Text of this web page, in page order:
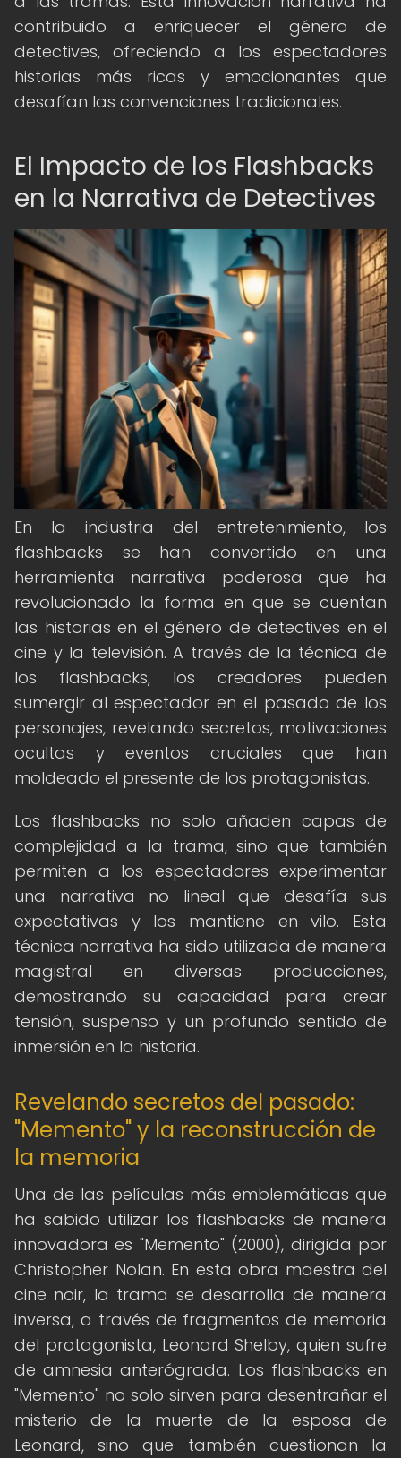
contribuido a enriquecer el género de
detectives, ofreciendo a los espectadores
historias más ricas y emocionantes que
desafían las convenciones tradicionales.
El Impacto de los Flashbacks
en la Narrativa de Detectives
En la industria del entretenimiento, los
flashbacks se han convertido en una
herramienta narrativa poderosa que ha
revolucionado la forma en que se cuentan
las historias en el género de detectives en el
cine y la televisión. A través de la técnica de
los flashbacks, los creadores pueden
sumergir al espectador en el pasado de los
personajes, revelando secretos, motivaciones
ocultas y eventos cruciales que han
moldeado el presente de los protagonistas.
Los flashbacks no solo añaden capas de
complejidad a la trama, sino que también
permiten a los espectadores experimentar
una narrativa no lineal que desafía sus
expectativas y los mantiene en vilo. Esta
técnica narrativa ha sido utilizada de manera
magistral en diversas producciones,
demostrando su capacidad para crear
tensión, suspenso y un profundo sentido de
inmersión en la historia.
Revelando secretos del pasado:
"Memento" y la reconstrucción de
la memoria
Una de las películas más emblemáticas que
ha sabido utilizar los flashbacks de manera
innovadora es "Memento" (2000), dirigida por
Christopher Nolan. En esta obra maestra del
cine noir, la trama se desarrolla de manera
inversa, a través de fragmentos de memoria
del protagonista, Leonard Shelby, quien sufre
de amnesia anterógrada. Los flashbacks en
"Memento" no solo sirven para desentrañar el
misterio de la muerte de la esposa de
Leonard, sino que también cuestionan la